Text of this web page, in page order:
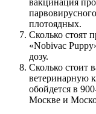
плотоядных.
Сколько стоят
«Nobivac
дозу.
Сколько стоит
ветеринарную
обойдется в
Москве и